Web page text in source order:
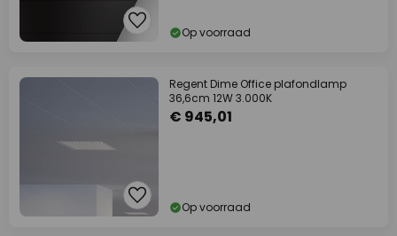
Op voorraad
Regent Dime Office plafondlamp
36,6cm 12W 3.000K
€ 945,01
Op voorraad